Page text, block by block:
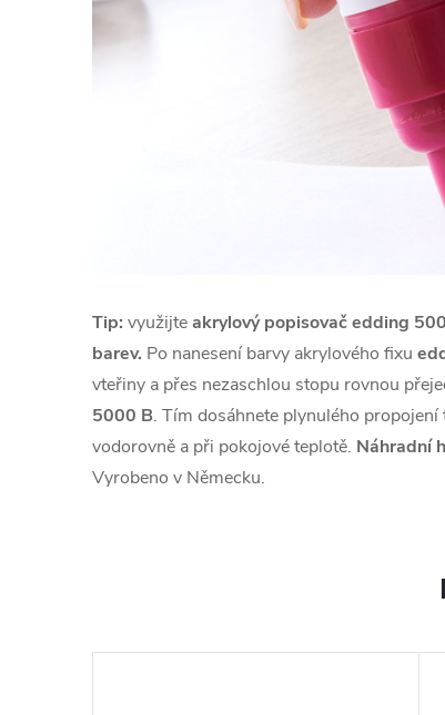
Tip: využijteakrylový popisovač edding
barev. Po nanesení barvy akrylového fixu
vteřiny a přes nezaschlou stopu rovnou
5000 B. Tím dosáhnete plynulého
vodorovně a při pokojové teplotě. Náhradní
Vyrobeno v Německu.